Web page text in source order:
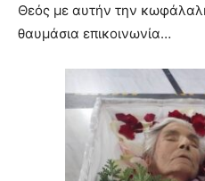
Θεός με αυτήν την
θαυμάσια επικοινωνία…